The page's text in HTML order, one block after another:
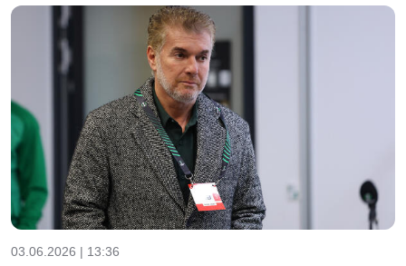
03.06.2026 | 13:36